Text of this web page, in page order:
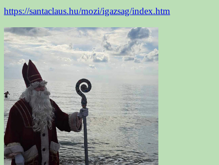
https://santaclaus.hu/mozi/igazsag/index.htm